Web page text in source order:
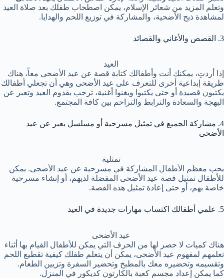
وتعلم المزيد من شعائر الإسلام، يمكن اصطحاب طفلك بعد صلاة العيد
لمشاهدة ذبح الأضحية، والمشاركة في توزيع اللحم والهدايا.
3. القصص والأغاني والقصائد
العيد
إذا أردتِ، يمكنك أنت وأطفالك كتابة قصة عن عيد الأضحى معاً، هناك
طريقة إبداعية أخرى للتعرف على عيد الأضحى وهي أن تجعلي أطفالك
يكتبون قصيدة أو حتى يكتبوا ويغنوا أغنية، ترحب بقدوم العيد وتعبر عن
البهجة والسعادة والترابط والتراحم بين كافة المجتمع.
4. مشاركة الجميع في تمثيل مسرحية أو مسلسل يعبر عن عيد
الأضحى
تمثلية
يحب معظم الأطفال المشاركة في مسرحية عن عيد الأضحى. يمكن
للأطفال تمثيل قصة عيد الأضحى المفضلة لديهم، أو إنشاء مسرحية
خاصة بهم، أو حتى إعادة تمثيل هذه القصة.
5. علمي أطفالك اكتساب مهارات جديدة في العيد
عيد الأضحى
هناك كميات لا حصر لها من الحرف التي يمكن للأطفال القيام بها أثناء
تعلمهم لمفهوم عيد الأضحى، يمكن أن يتعلم طفلك كيفية تقطيع اللحم
وتقسيمه وتحضيره معك بالمطبخ وتحضير السفرة وتزيين الطعام.
كما يمكن إعداد مجسم كعبة بالكارتون كديكور في المنزل.